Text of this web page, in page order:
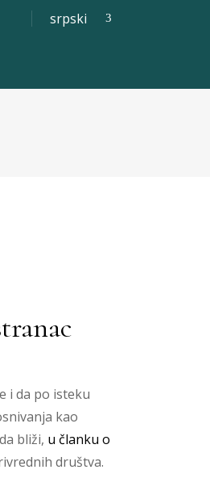
srpski
i da po isteku
kao
bliži, u članku o
društva.